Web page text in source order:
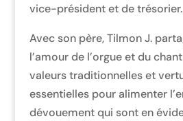
vice-président et de trésorier.
Avec son père, Tilmon J.
l’amour de l’orgue et du
valeurs traditionnelles et
essentielles pour alimenter
dévouement qui sont en